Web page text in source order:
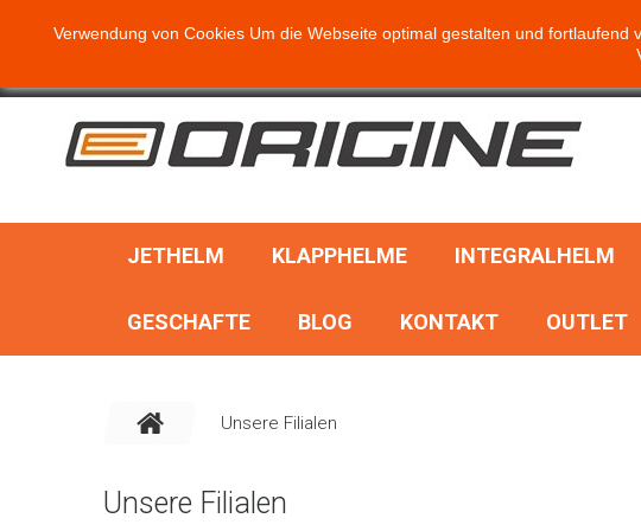
JETHELM KLAPPHELME INTEGRALHELM
GESCHAFTE BLOG KONTAKT OUTLET
Unsere Filialen
Unsere Filialen
Verwendung von Cookies Um die Webseite optimal gestalten und